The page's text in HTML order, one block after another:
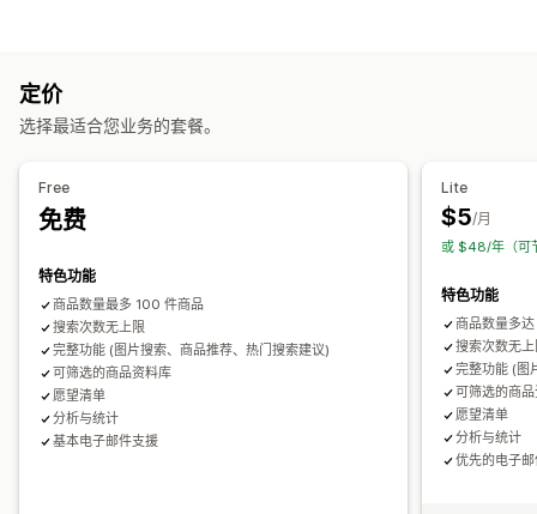
定价
选择最适合您业务的套餐。
Free
免费
特色功能
商品数量最多 100 件商品
搜索次数无上限
完整功能 (图片搜索、商品推荐、热门搜索建议)
可筛选的商品资料库
愿望清单
分析与统计
基本电子邮件支援
Lite
$5/月
或 $48/年（可
特色功能
商品数量多
搜索次数无
完整功能 (图
可筛选的商
愿望清单
分析与统计
优先的电子